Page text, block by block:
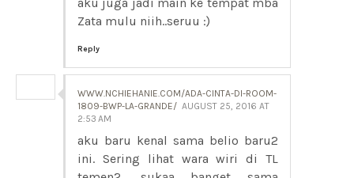
Zata mulu niih..seruu :)
Reply
WWW.NCHIEHANIE.COM/ADA-CINTA-DI-ROOM-
1809-BWP-LA-GRANDE/ AUGUST 25, 2016 AT
2:53 AM
aku baru kenal sama belio baru2
ini. Sering lihat wara wiri di TL